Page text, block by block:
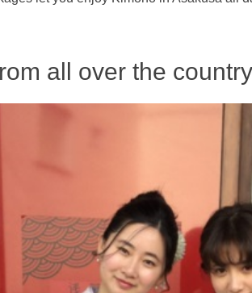
all over the